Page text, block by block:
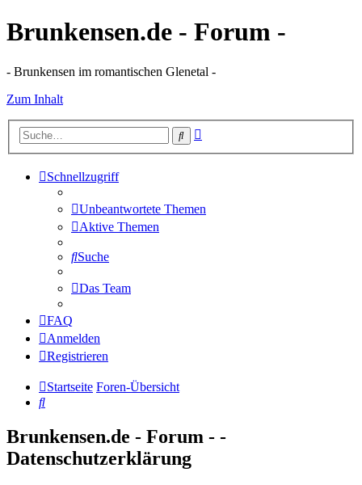
Brunkensen.de - Forum -
- Brunkensen im romantischen Glenetal -
Zum Inhalt
Suche
Schnellzugriff
Unbeantwortete Themen
Aktive Themen
Suche
Das Team
FAQ
Anmelden
Registrieren
Startseite Foren-Übersicht
Suche
Brunkensen.de - Forum - -
Datenschutzerklärung